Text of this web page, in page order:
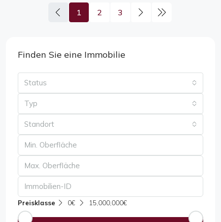
1 2 3
Finden Sie eine Immobilie
Status
Typ
Standort
Preisklasse 0€ 15,000,000€